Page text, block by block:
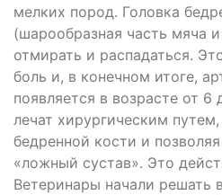
мелких пород. Головка
(шарообразная часть мяча
отмирать и распадаться.
боль и, в конечном итоге,
появляется в возрасте от 6
лечат хирургическим
бедренной кости и
«ложный сустав». Это
Ветеринары начали решать